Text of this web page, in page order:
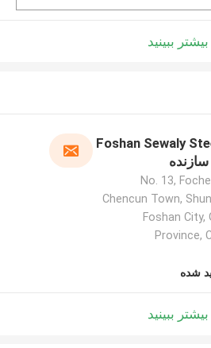
بیشتر ببینید
Foshan Sewaly
No. 13,
Chencun Town,
Foshan City,
Province,
شده
بیشتر ببینید